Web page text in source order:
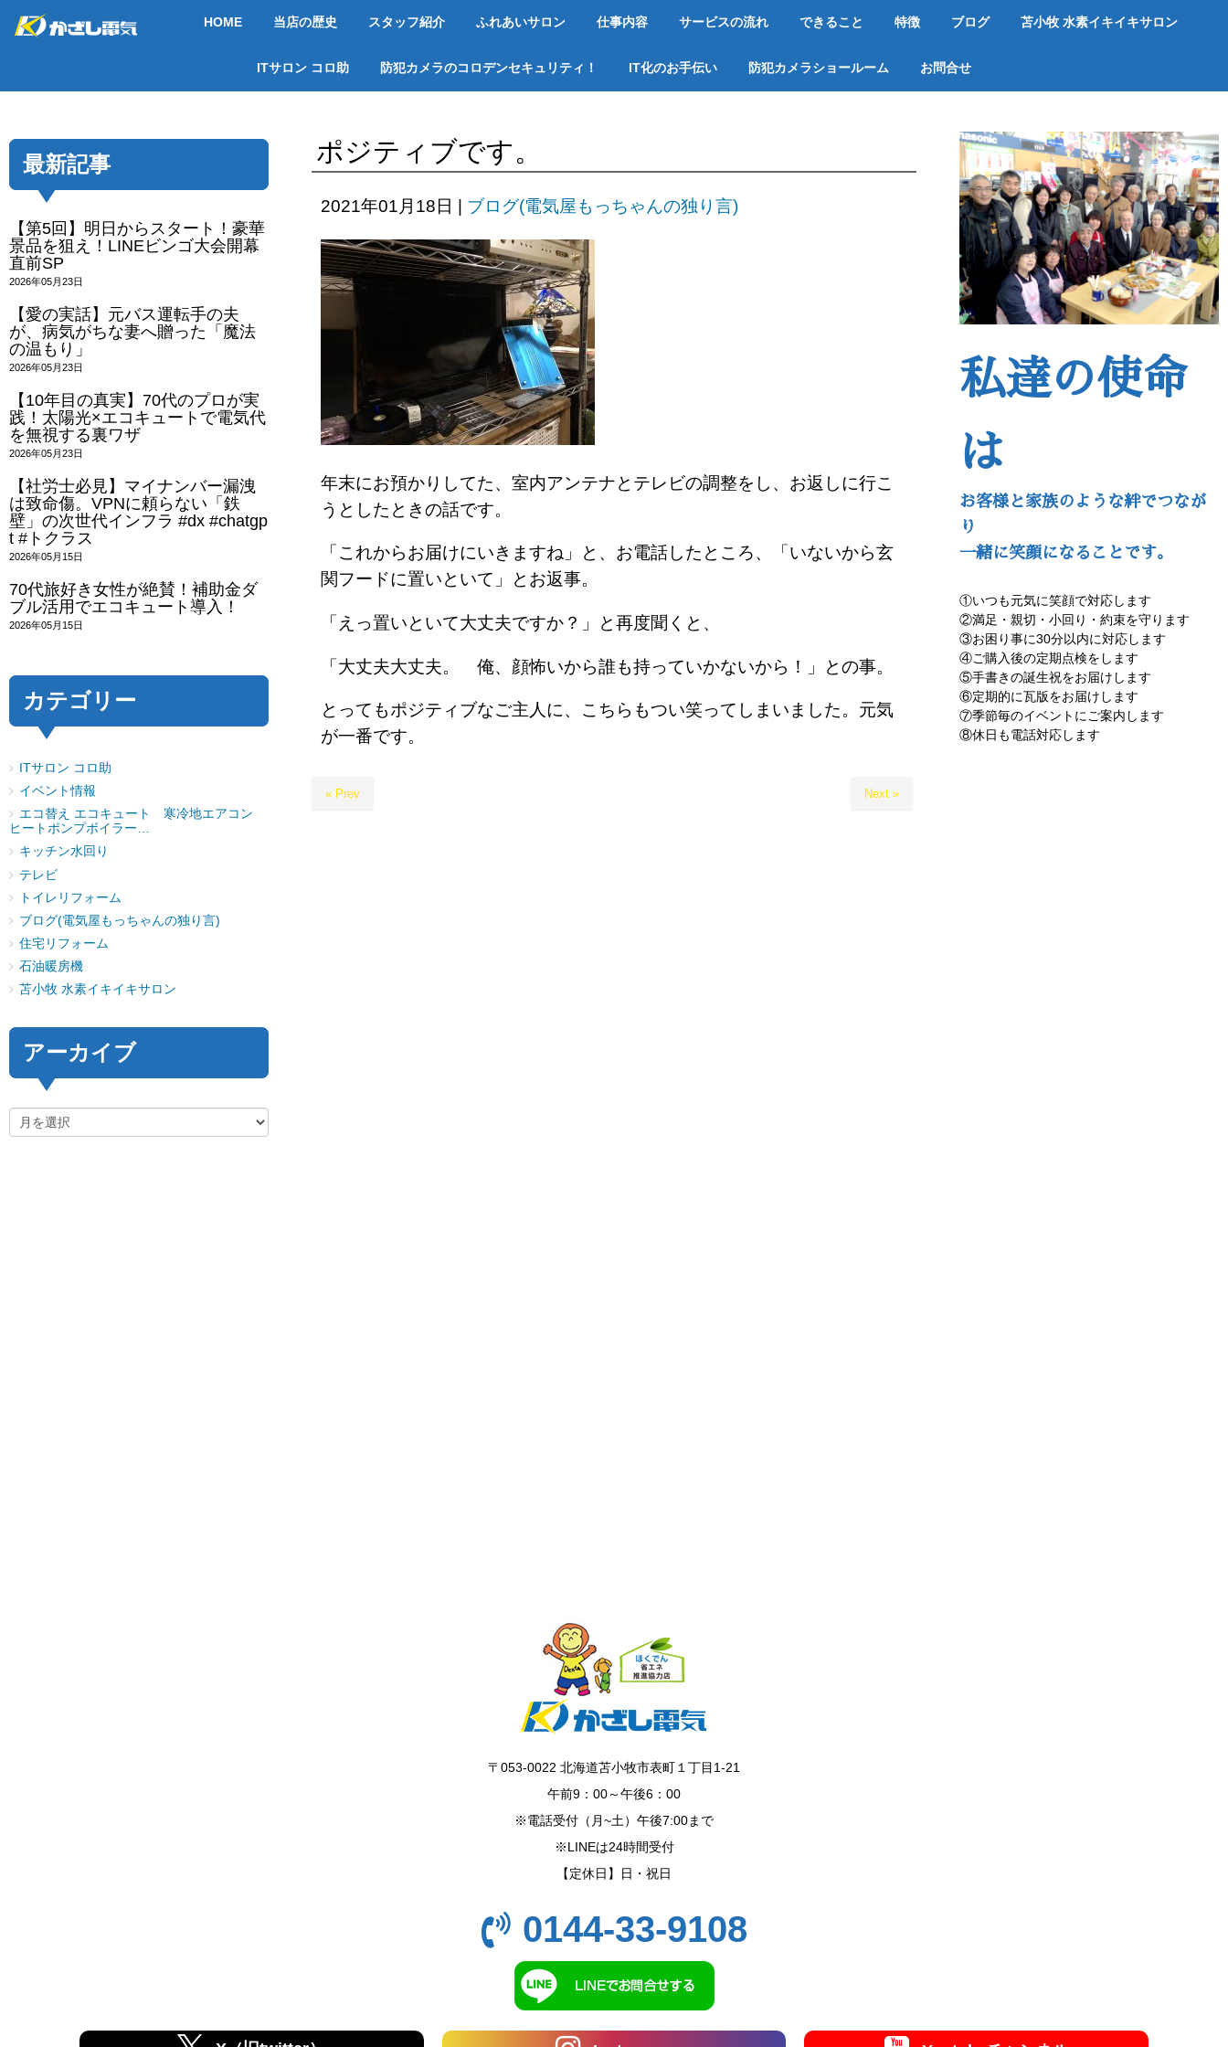
HOME 当店の歴史 スタッフ紹介 ふれあいサロン 仕事内容 サービスの流れ できること 特徴 ブログ 苫小牧 水素イキイキサロン
ITサロン コロ助 防犯カメラのコロデンセキュリティ！ IT化のお手伝い 防犯カメラショールーム お問合せ
ポジティブです。
2021年01月18日 ブログ(電気屋もっちゃんの独り言)
年末にお預かりしてた、室内アンテナとテレビの調整をし、お返しに行こ
うとしたときの話です。
「これからお届けにいきますね」と、お電話したところ、「いないから玄
関フードに置いといて」とお返事。
「えっ置いといて大丈夫ですか？」と再度聞くと、
「大丈夫大丈夫。 俺、顔怖いから誰も持っていかないから！」との事。
とってもポジティブなご主人に、こちらもつい笑ってしまいました。元気
が一番です。
« Prev Next »
最新記事
【第5回】明日からスタート！豪華
景品を狙え！LINEビンゴ大会開幕
直前SP
2026年05月23日
【愛の実話】元バス運転手の夫
が、病気がちな妻へ贈った「魔法
の温もり」
2026年05月23日
【10年目の真実】70代のプロが実
践！太陽光×エコキュートで電気代
を無視する裏ワザ
2026年05月23日
【社労士必見】マイナンバー漏洩
は致命傷。VPNに頼らない「鉄
壁」の次世代インフラ #dx #chatgp
t #トクラス
2026年05月15日
70代旅好き女性が絶賛！補助金ダ
ブル活用でエコキュート導入！
2026年05月15日
カテゴリー
ITサロン コロ助
イベント情報
エコ替え エコキュート 寒冷地エアコン
ヒートポンプボイラー…
キッチン水回り
テレビ
トイレリフォーム
ブログ(電気屋もっちゃんの独り言)
住宅リフォーム
石油暖房機
苫小牧 水素イキイキサロン
アーカイブ
私達の使命
は
お客様と家族のような絆でつなが
り
一緒に笑顔になることです。
①いつも元気に笑顔で対応します
②満足・親切・小回り・約束を守ります
③お困り事に30分以内に対応します
④ご購入後の定期点検をします
⑤手書きの誕生祝をお届けします
⑥定期的に瓦版をお届けします
⑦季節毎のイベントにご案内します
⑧休日も電話対応します
〒053-0022 北海道苫小牧市表町１丁目1-21
午前9：00～午後6：00
※電話受付（月~土）午後7:00まで
※LINEは24時間受付
【定休日】日・祝日
0144-33-9108